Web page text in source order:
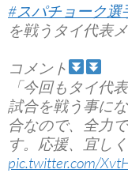
#スパチョーク選
を戦うタイ代表
コメント
「今回もタイ代
試合を戦う事に
合なので、全力
す。応援、宜し
pic.twitter.com/